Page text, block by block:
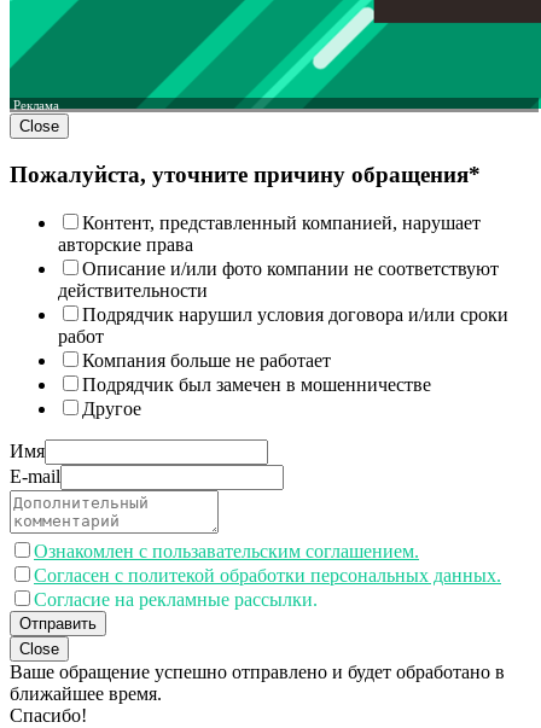
Реклама
Close
Пожалуйста, уточните причину обращения*
Контент, представленный компанией, нарушает
авторские права
Описание и/или фото компании не соответствуют
действительности
Подрядчик нарушил условия договора и/или сроки
работ
Компания больше не работает
Подрядчик был замечен в мошенничестве
Другое
Имя
E-mail
Ознакомлен с пользавательским соглашением.
Согласен с политекой обработки персональных данных.
Согласие на рекламные рассылки.
Отправить
Close
Ваше обращение успешно отправлено и будет обработано в
ближайшее время.
Спасибо!